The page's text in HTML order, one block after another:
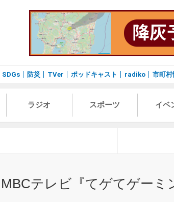
SDGs 防災 TVer ポッドキャスト radiko 市町村
ラジオ スポーツ イベ
MBCテレビ『てゲてゲーミ